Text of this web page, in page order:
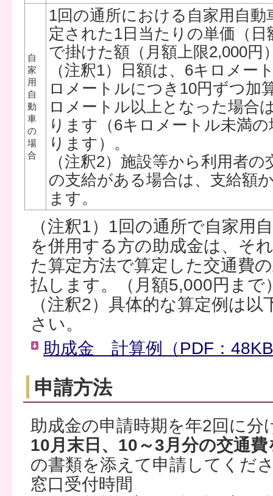
自
家
用
自
動
車
の
場
合
1回の通所における自家用自
定された1日当たりの単価（
で掛けた額（月額上限2,000円
（注釈1）日額は、6キロメー
ロメートルにつき10円ずつ加
ロメートル以上となった場合
ります（6キロメートル未満
ります）。
（注釈2）施設等から利用者
の支給がある場合は、支給額
ます。
（注釈1）1回の通所で自家用
を併用する方の助成金は、そ
た算定方法で算定した交通費
払します。（月額5,000円まで
（注釈2）具体的な算定例は
さい。
助成金 計算例（PDF：
申請方法
助成金の申請時期を年2回に分
10月末日、10～3月分の交通
の書類を添えて申請してくだ
窓口受付時間